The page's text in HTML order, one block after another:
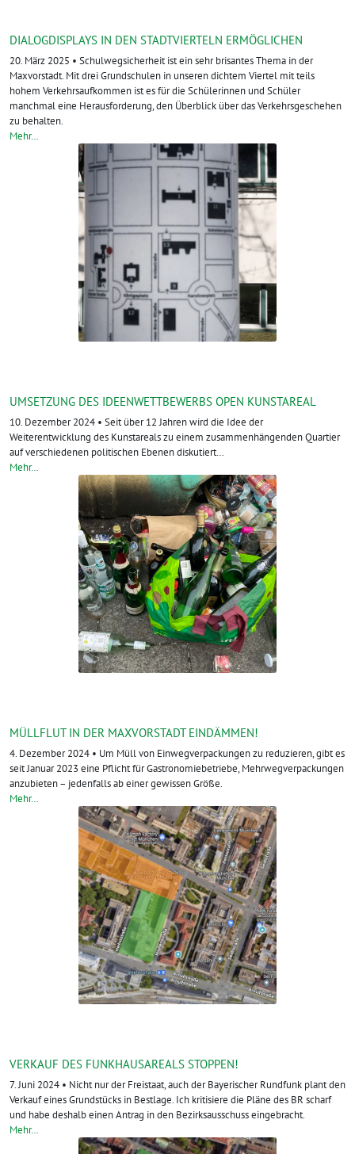
DIALOGDISPLAYS IN DEN STADTVIERTELN ERMÖGLICHEN
20. März 2025 • Schulwegsicherheit ist ein sehr brisantes Thema in der
Maxvorstadt. Mit drei Grundschulen in unseren dichtem Viertel mit teils
hohem Verkehrsaufkommen ist es für die Schülerinnen und Schüler
manchmal eine Herausforderung, den Überblick über das Verkehrsgeschehen
zu behalten.
Mehr…
UMSETZUNG DES IDEENWETTBEWERBS OPEN KUNSTAREAL
10. Dezember 2024 • Seit über 12 Jahren wird die Idee der
Weiterentwicklung des Kunstareals zu einem zusammenhängenden Quartier
auf verschiedenen politischen Ebenen diskutiert…
Mehr…
MÜLLFLUT IN DER MAXVORSTADT EINDÄMMEN!
4. Dezember 2024 • Um Müll von Einwegverpackungen zu reduzieren, gibt es
seit Januar 2023 eine Pflicht für Gastronomiebetriebe, Mehrwegverpackungen
anzubieten – jedenfalls ab einer gewissen Größe.
Mehr…
VERKAUF DES FUNKHAUSAREALS STOPPEN!
7. Juni 2024 • Nicht nur der Freistaat, auch der Bayerischer Rundfunk plant den
Verkauf eines Grundstücks in Bestlage. Ich kritisiere die Pläne des BR scharf
und habe deshalb einen Antrag in den Bezirksausschuss eingebracht.
Mehr…